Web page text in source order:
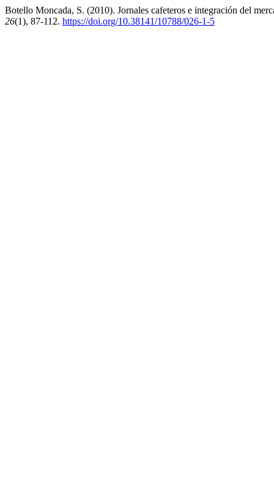
Botello Moncada, S. (2010). Jornales cafeteros e integración del
26(1), 87-112. https://doi.org/10.38141/10788/026-1-5